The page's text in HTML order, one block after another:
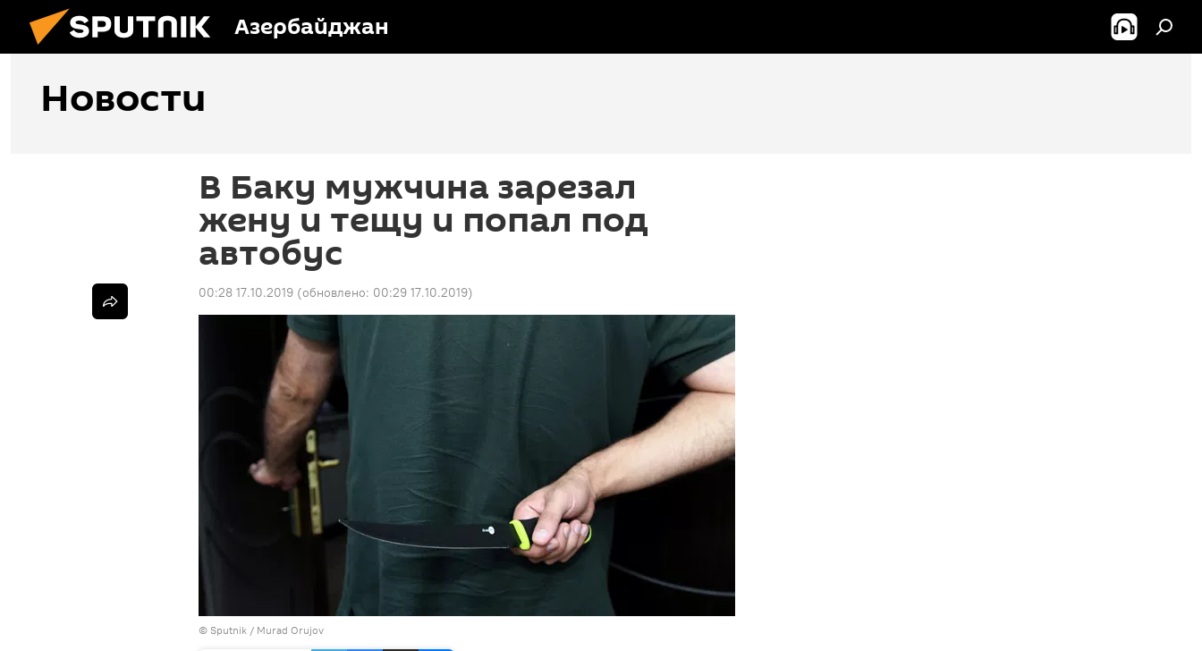
Азербайджан
Новости
В Баку мужчина зарезал
жену и тещу и попал под
автобус
00:28 17.10.2019 (обновлено: 00:29 17.10.2019)
© Sputnik / Murad Orujov